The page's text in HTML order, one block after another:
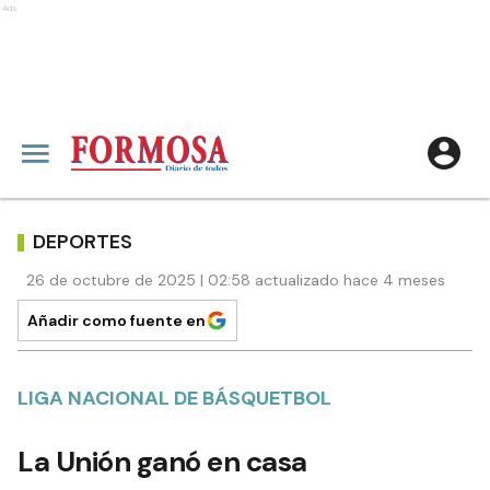
Ads
DEPORTES
26 de octubre de 2025 | 02:58 actualizado hace 4 meses
Añadir como fuente en
LIGA NACIONAL DE BÁSQUETBOL
La Unión ganó en casa